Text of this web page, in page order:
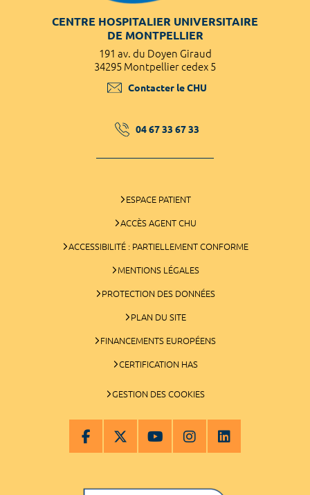
CENTRE HOSPITALIER UNIVERSITAIRE
DE MONTPELLIER
191 av. du Doyen Giraud
34295 Montpellier cedex 5
Contacter le CHU
04 67 33 67 33
ESPACE PATIENT
ACCÈS AGENT CHU
ACCESSIBILITÉ : PARTIELLEMENT CONFORME
MENTIONS LÉGALES
PROTECTION DES DONNÉES
PLAN DU SITE
FINANCEMENTS EUROPÉENS
CERTIFICATION HAS
GESTION DES COOKIES